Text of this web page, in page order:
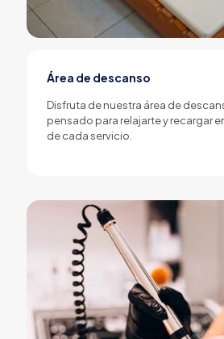
Área de descanso
Disfruta de nuestra área de
pensado para relajarte y recargar
de cada servicio.